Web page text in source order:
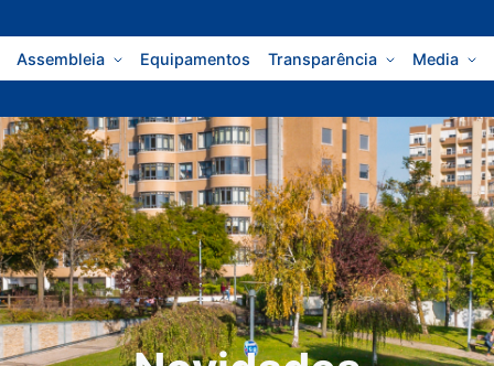
Assembleia Equipamentos Transparência Media